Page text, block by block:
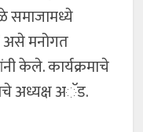
समाजामध्ये
असे मनोगत
केले. कार्यक्रमाचे
अध्यक्ष अॅड.